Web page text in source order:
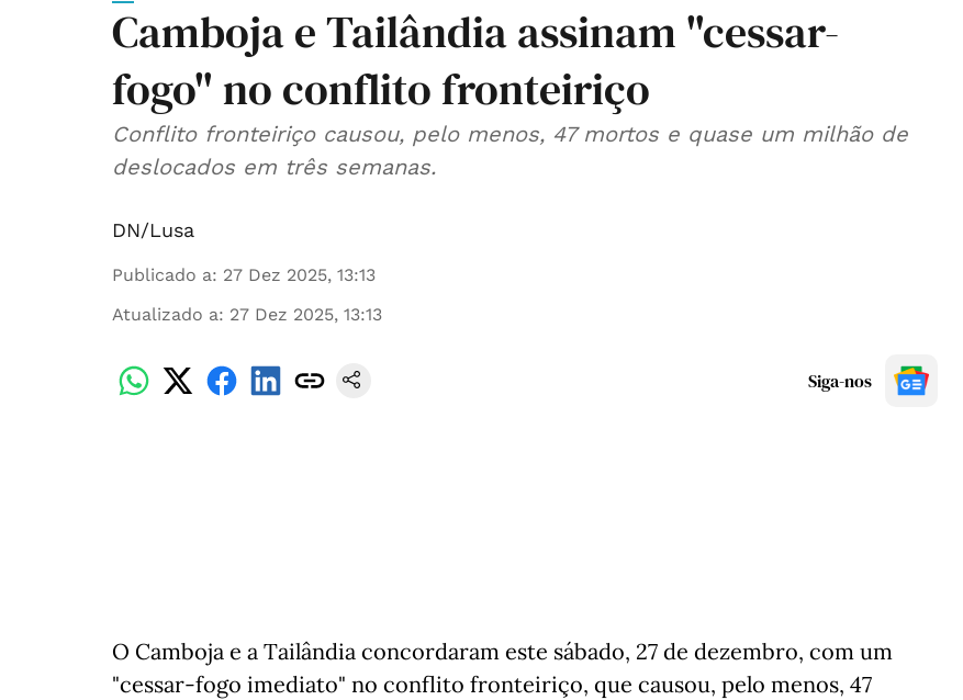
Camboja e Tailândia assinam "cessar-
fogo" no conflito fronteiriço
Conflito fronteiriço causou, pelo menos, 47 mortos e quase um milhão de
deslocados em três semanas.
DN/Lusa
Publicado a: 27 Dez 2025, 13:13
Atualizado a: 27 Dez 2025, 13:13
Siga-nos
O Camboja e a Tailândia concordaram este sábado, 27 de dezembro, com um
"cessar-fogo imediato" no conflito fronteiriço, que causou, pelo menos, 47